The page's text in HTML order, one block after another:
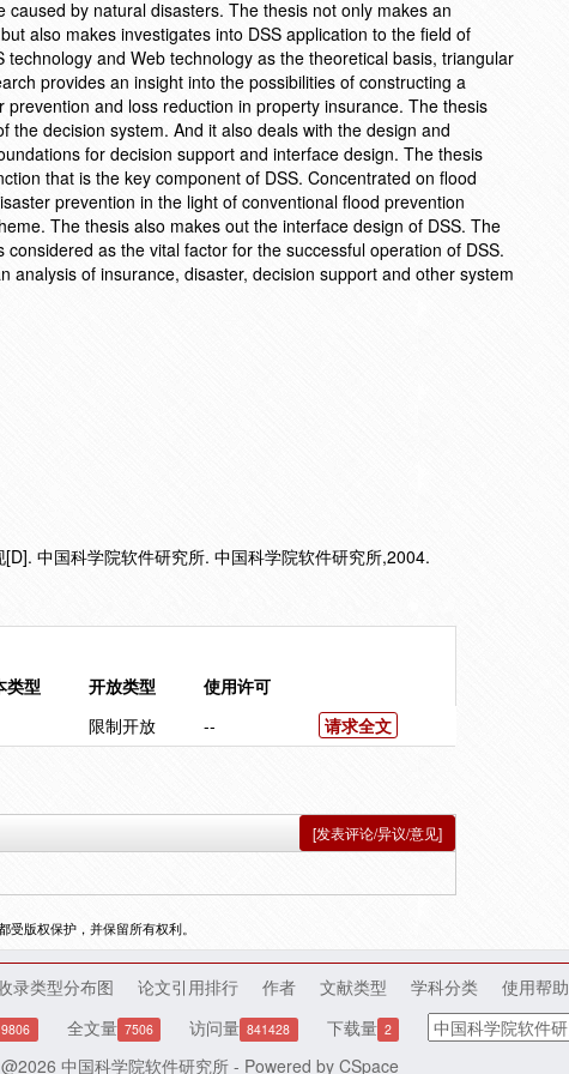
by natural disasters. The thesis not only makes an
also makes investigates into DSS application to the field of
and Web technology as the theoretical basis, triangular
provides an insight into the possibilities of constructing a
and loss reduction in property insurance. The thesis
decision system. And it also deals with the design and
for decision support and interface design. The thesis
that is the key component of DSS. Concentrated on flood
prevention in the light of conventional flood prevention
The thesis also makes out the interface design of DSS. The
as the vital factor for the successful operation of DSS.
analysis of insurance, disaster, decision support and other system
中国科学院软件研究所. 中国科学院软件研究所,2004.
类型 开放类型
使用许可
限制开放 -- 请求全文
[发表评论/异议/意见]
版权保护，并保留所有权利。
录类型分布图 论文引用排行 作者 文献类型 学科分类 使用帮助
9806 全文量 7506 访问量 841428 下载量 2
中国科学院软件研究所 - Powered by CSpace